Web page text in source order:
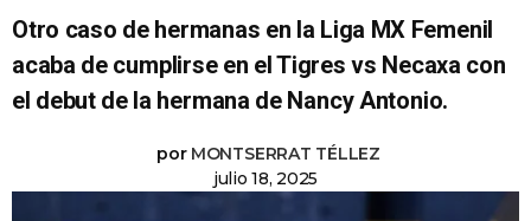
Otro caso de hermanas en la Liga MX Femenil
acaba de cumplirse en el Tigres vs Necaxa con
el debut de la hermana de Nancy Antonio.
por MONTSERRAT TÉLLEZ
julio 18, 2025